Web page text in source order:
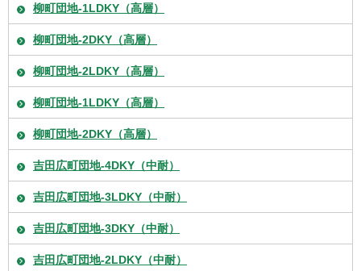
柳町団地-1LDKY（高層）
柳町団地-2DKY（高層）
柳町団地-2LDKY（高層）
柳町団地-1LDKY（高層）
柳町団地-2DKY（高層）
吉田広町団地-4DKY（中耐）
吉田広町団地-3LDKY（中耐）
吉田広町団地-3DKY（中耐）
吉田広町団地-2LDKY（中耐）